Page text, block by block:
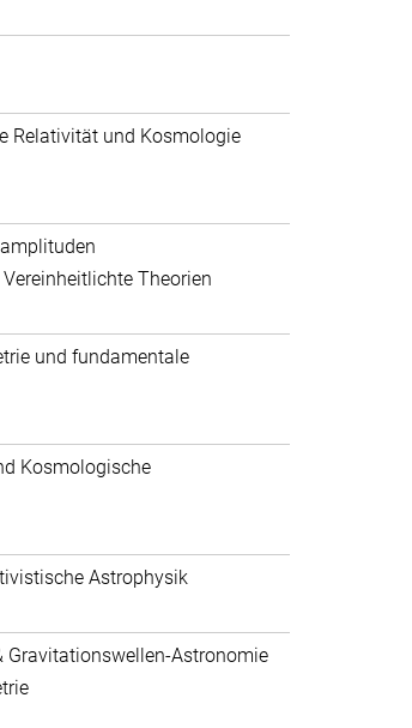
Relativität und Kosmologie
Theorien
und fundamentale
Kosmologische
Astrophysik
Gravitationswellen-Astronomie